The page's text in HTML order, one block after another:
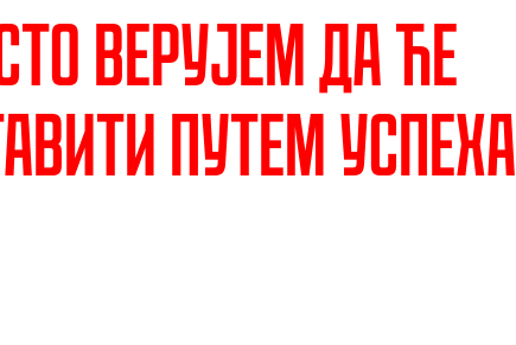
верујем да ће
путем успеха